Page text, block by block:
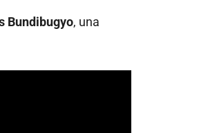
Bundibugyo, una